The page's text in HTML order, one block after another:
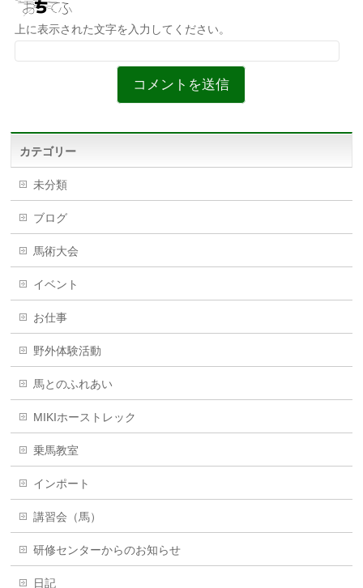
上に表示された文字を入力してください。
カテゴリー
未分類
ブログ
馬術大会
イベント
お仕事
野外体験活動
馬とのふれあい
MIKIホーストレック
乗馬教室
インポート
講習会（馬）
研修センターからのお知らせ
日記